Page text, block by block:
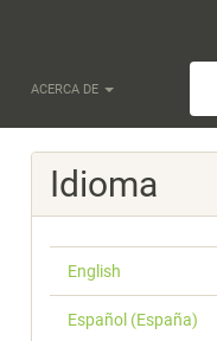
ACERCA DE
Idioma
English
Español (España)